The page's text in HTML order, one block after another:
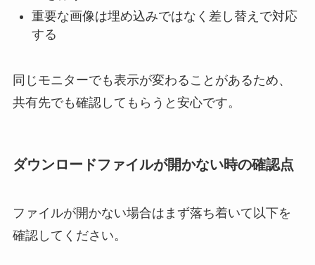
重要な画像は埋め込みではなく差し替えで対応
する
同じモニターでも表示が変わることがあるため、
共有先でも確認してもらうと安心です。
ダウンロードファイルが開かない時の確認点
ファイルが開かない場合はまず落ち着いて以下を
確認してください。